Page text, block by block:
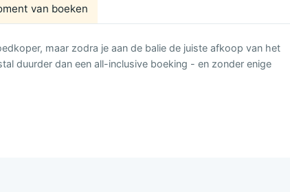
van boeken
maar zodra je aan de balie de juiste afkoop van het
duurder dan een all-inclusive boeking - en zonder enige